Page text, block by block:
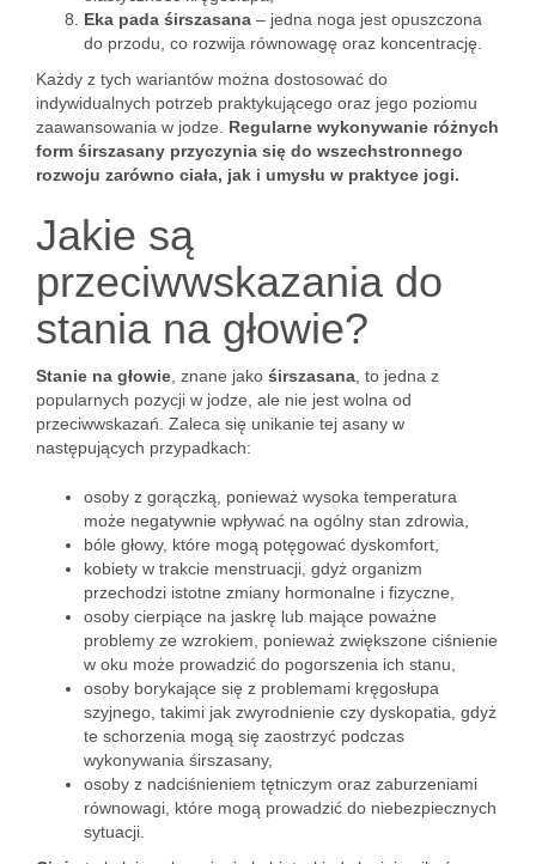
Eka pada śirszasana – jedna noga jest opuszczona
do przodu, co rozwija równowagę oraz koncentrację.
Każdy z tych wariantów można dostosować do
indywidualnych potrzeb praktykującego oraz jego poziomu
zaawansowania w jodze. Regularne wykonywanie różnych
form śirszasany przyczynia się do wszechstronnego
rozwoju zarówno ciała, jak i umysłu w praktyce jogi.
Jakie są
przeciwwskazania do
stania na głowie?
Stanie na głowie , znane jako śirszasana , to jedna z
popularnych pozycji w jodze, ale nie jest wolna od
przeciwwskazań. Zaleca się unikanie tej asany w
następujących przypadkach:
osoby z gorączką, ponieważ wysoka temperatura
może negatywnie wpływać na ogólny stan zdrowia,
bóle głowy, które mogą potęgować dyskomfort,
kobiety w trakcie menstruacji, gdyż organizm
przechodzi istotne zmiany hormonalne i fizyczne,
osoby cierpiące na jaskrę lub mające poważne
problemy ze wzrokiem, ponieważ zwiększone ciśnienie
w oku może prowadzić do pogorszenia ich stanu,
osoby borykające się z problemami kręgosłupa
szyjnego, takimi jak zwyrodnienie czy dyskopatia, gdyż
te schorzenia mogą się zaostrzyć podczas
wykonywania śirszasany,
osoby z nadciśnieniem tętniczym oraz zaburzeniami
równowagi, które mogą prowadzić do niebezpiecznych
sytuacji.